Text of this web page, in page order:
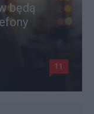
będą
11